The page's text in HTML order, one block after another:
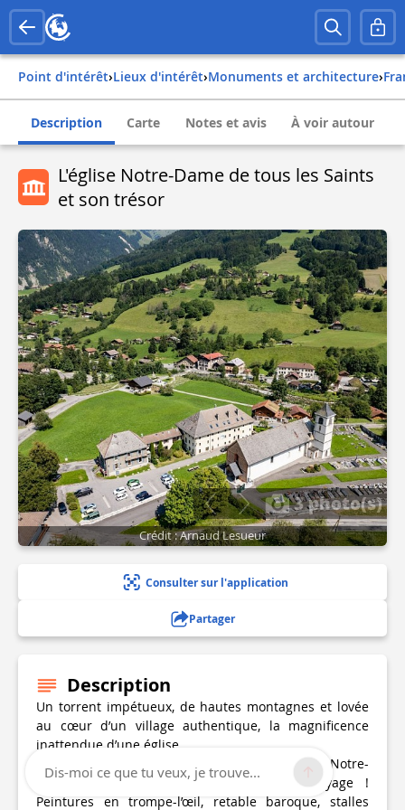
Point d'intérêt› Lieux d'intérêt› Monuments et architecture›
Description Carte Notes et avis À voir autour
L'église Notre-Dame de tous les Saints
et son trésor
3 photo(s)
Crédit : Arnaud Lesueur
Consulter sur l'application
Partager
Description
Un torrent impétueux, de hautes montagnes et lovée
au cœur d’un village authentique, la magnificence
inattendue d’une église.
Bienvenue à Entremont, perle savoyarde, où Notre-
Dame-de-Tous-les-Saints vous invite au voyage !
Peintures en trompe-l’œil, retable baroque, stalles
Dis-moi ce que tu veux, je trouve...